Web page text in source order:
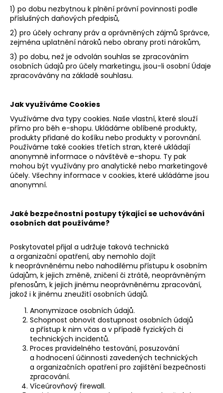
1) po dobu nezbytnou k plnění právní povinnosti podle
příslušných daňových předpisů,
2) pro účely ochrany práv a oprávněných zájmů Správce,
zejména uplatnění nároků nebo obrany proti nárokům,
3) po dobu, než je odvolán souhlas se zpracováním
osobních údajů pro účely marketingu, jsou-li osobní Údaje
zpracovávány na základě souhlasu.
Jak využíváme Cookies
Využíváme dva typy cookies. Naše vlastní, které slouží
přímo pro běh e-shopu. Ukládáme oblíbené produkty,
produkty přidané do košíku nebo produkty v porovnání.
Používáme také cookies třetích stran, které ukládají
anonymně informace o návštěvě e-shopu. Ty pak
mohou být využívány pro analytické nebo marketingové
účely. Všechny informace v cookies, které ukládáme jsou
anonymní.
Jaké bezpečnostní postupy týkající se uchovávání
osobních dat používáme?
Poskytovatel přijal a udržuje taková technická
a organizační opatření, aby nemohlo dojít
k neoprávněnému nebo nahodilému přístupu k osobním
údajům, k jejich změně, zničení či ztrátě, neoprávněným
přenosům, k jejich jinému neoprávněnému zpracování,
jakož i k jinému zneužití osobních údajů.
Anonymizace osobních údajů.
Schopnost obnovit dostupnost osobních údajů
a přístup k nim včas a v případě fyzických či
technických incidentů.
Proces pravidelného testování, posuzování
a hodnocení účinnosti zavedených technických
a organizačních opatření pro zajištění bezpečnosti
zpracování.
Víceúrovňový firewall.